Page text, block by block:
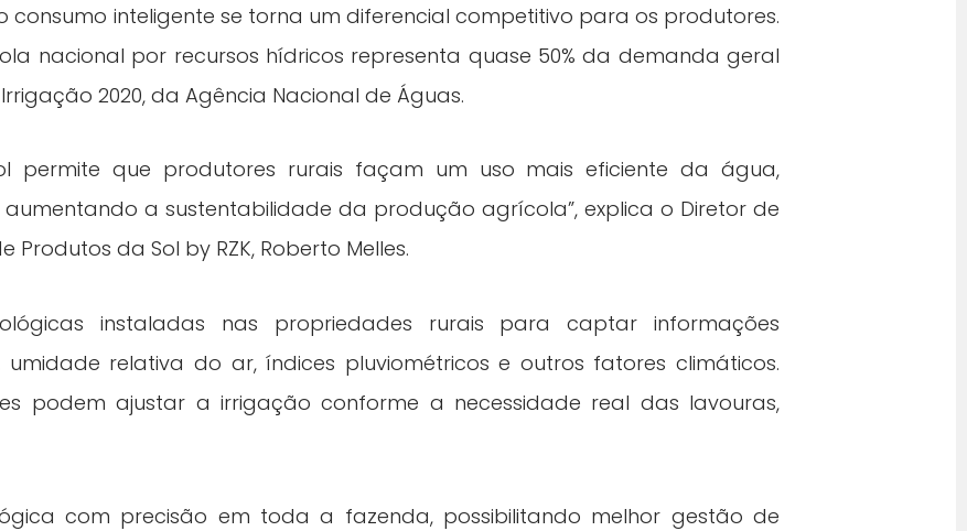
consumo inteligente se torna um diferencial competitivo para os produtores.
nacional por recursos hídricos representa quase 50% da demanda geral
2020, da Agência Nacional de Águas.
permite que produtores rurais façam um uso mais eficiente da água,
a sustentabilidade da produção agrícola”, explica o Diretor de
Produtos da Sol by RZK, Roberto Melles.
instaladas nas propriedades rurais para captar informações
relativa do ar, índices pluviométricos e outros fatores climáticos.
podem ajustar a irrigação conforme a necessidade real das lavouras,
com precisão em toda a fazenda, possibilitando melhor gestão de